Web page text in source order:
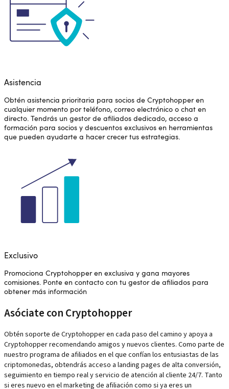
Asistencia
Obtén asistencia prioritaria para socios de Cryptohopper en
cualquier momento por teléfono, correo electrónico o chat en
directo. Tendrás un gestor de afiliados dedicado, acceso a
formación para socios y descuentos exclusivos en herramientas
que pueden ayudarte a hacer crecer tus estrategias.
Exclusivo
Promociona Cryptohopper en exclusiva y gana mayores
comisiones. Ponte en contacto con tu gestor de afiliados para
obtener más información
Asóciate con Cryptohopper
Obtén soporte de Cryptohopper en cada paso del camino y apoya a
Cryptohopper recomendando amigos y nuevos clientes. Como parte de
nuestro programa de afiliados en el que confían los entusiastas de las
criptomonedas, obtendrás acceso a landing pages de alta conversión,
seguimiento en tiempo real y servicio de atención al cliente 24/7. Tanto
si eres nuevo en el marketing de afiliación como si ya eres un